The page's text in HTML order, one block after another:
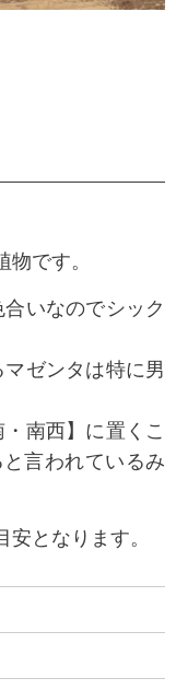
です。
いなのでシック
ゼンタは特に男
南西】に置くこ
言われているみ
となります。